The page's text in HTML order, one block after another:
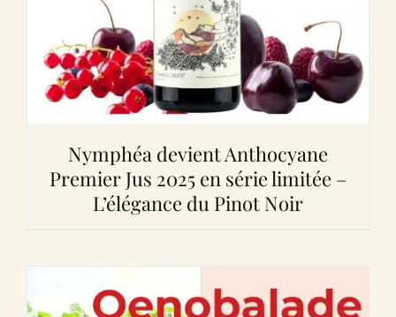
Nymphéa devient Anthocyane
Premier Jus 2025 en série limitée –
L’élégance du Pinot Noir